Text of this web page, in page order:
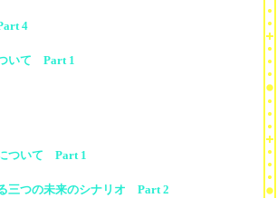
4
いて Part 1
ついて Part 1
三つの未来のシナリオ Part 2